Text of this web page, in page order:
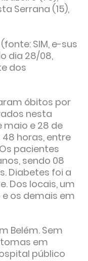
Serrana (15),
SIM, e-sus
dia 28/08,
dos
óbitos por
nesta
maio e 28 de
horas, entre
pacientes
sendo 08
Diabetes foi a
Dos locais, um
os demais em
Belém. Sem
em
público